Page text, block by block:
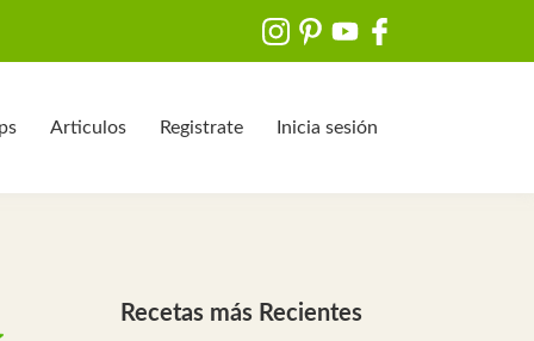
Articulos Registrate Inicia sesión
Recetas más Recientes